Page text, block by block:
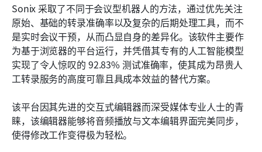
Sonix 采取了不同于会议型机器人的方法，通过优先关注
原始、基础的转录准确率以及复杂的后期处理工具，而不
是实时会议干预，从而凸显自身的差异化。该软件主要作
为基于浏览器的平台运行，并凭借其专有的人工智能模型
实现了令人惊叹的 92.83% 测试准确率，使其成为昂贵人
工转录服务的高度可靠且具成本效益的替代方案。
该平台因其先进的交互式编辑器而深受媒体专业人士的青
睐，该编辑器能够将音频播放与文本编辑界面完美同步，
使得修改工作变得极为轻松。